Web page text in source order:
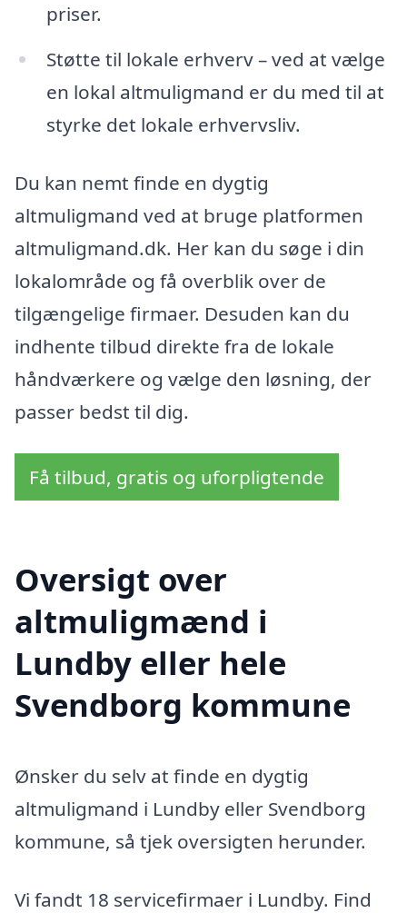
priser.
Støtte til lokale erhverv – ved at vælge
en lokal altmuligmand er du med til at
styrke det lokale erhvervsliv.
Du kan nemt finde en dygtig
altmuligmand ved at bruge platformen
altmuligmand.dk. Her kan du søge i din
lokalområde og få overblik over de
tilgængelige firmaer. Desuden kan du
indhente tilbud direkte fra de lokale
håndværkere og vælge den løsning, der
passer bedst til dig.
Få tilbud, gratis og uforpligtende
Oversigt over
altmuligmænd i
Lundby eller hele
Svendborg kommune
Ønsker du selv at finde en dygtig
altmuligmand i Lundby eller Svendborg
kommune, så tjek oversigten herunder.
Vi fandt 18 servicefirmaer i Lundby. Find